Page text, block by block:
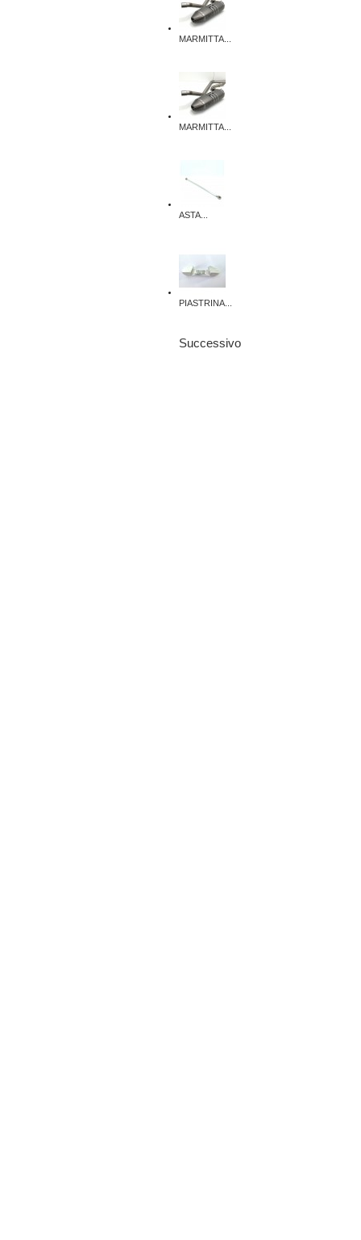
MARMITTA...
MARMITTA...
ASTA...
PIASTRINA...
Successivo